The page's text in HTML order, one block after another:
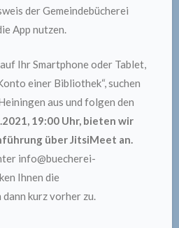
der Gemeindebücherei
App nutzen.
Ihr Smartphone oder Tablet,
einer Bibliothek“, suchen
aus und folgen den
19:00 Uhr, bieten wir
über JitsiMeet an.
info@buecherei-
Ihnen die
kurz vorher zu.